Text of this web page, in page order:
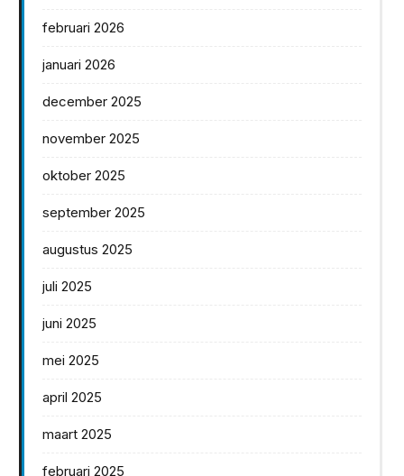
februari 2026
januari 2026
december 2025
november 2025
oktober 2025
september 2025
augustus 2025
juli 2025
juni 2025
mei 2025
april 2025
maart 2025
februari 2025